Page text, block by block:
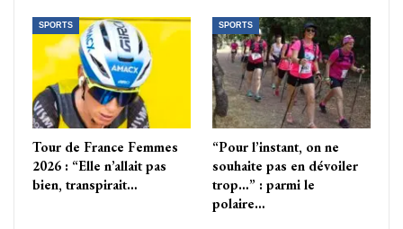
SPORTS
Tour de France Femmes
2026 : “Elle n’allait pas
bien, transpirait…
SPORTS
“Pour l’instant, on ne
souhaite pas en dévoiler
trop…” : parmi le
polaire…